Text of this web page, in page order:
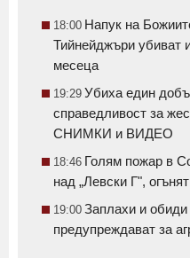
18:00 Напук на
Тийнейджъри убиват
месеца
19:29 Убиха един
справедливост за
СНИМКИ и ВИДЕО
18:46 Голям пожар в
над „Левски Г",
19:00 Заплахи и
предупреждават за